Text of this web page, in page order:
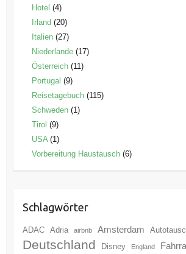
Hotel (4)
Irland (20)
Italien(27)
Niederlande(17)
Österreich(11)
Portugal (9)
Reisetagebuch(115)
Schweden(1)
Tirol (9)
USA(1)
Vorbereitung Haustausch(6)
Schlagwörter
ADAC Adria airbnb Amsterdam
Deutschland Disney England